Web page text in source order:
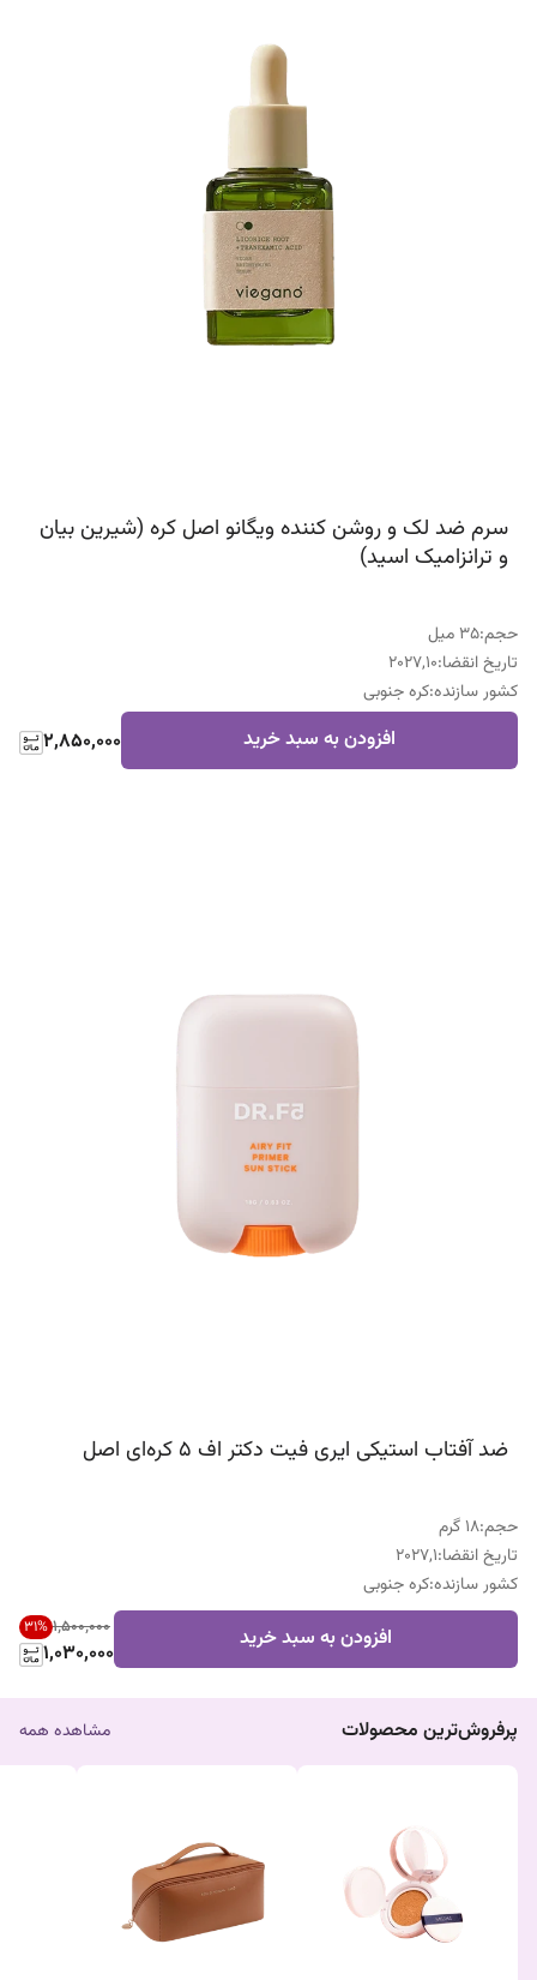
سرم ضد لک و روشن کننده ویگانو اصل کره (شیرین بیان
و ترانزامیک اسید)
حجم:35 میل
تاریخ انقضا:
2027,10
کشور سازنده:کره جنوبی
2,850,000 افزودن به سبد خرید
ضد آفتاب استیکی ایری فیت دکتر اف ۵ کره‌ای اصل
حجم:18 گرم
تاریخ انقضا:
2027,1
کشور سازنده:کره جنوبی
۱٬۵۰۰٬۰۰۰ 31%
1,030,000
افزودن به سبد خرید
پرفروش‌ترین محصولات مشاهده همه